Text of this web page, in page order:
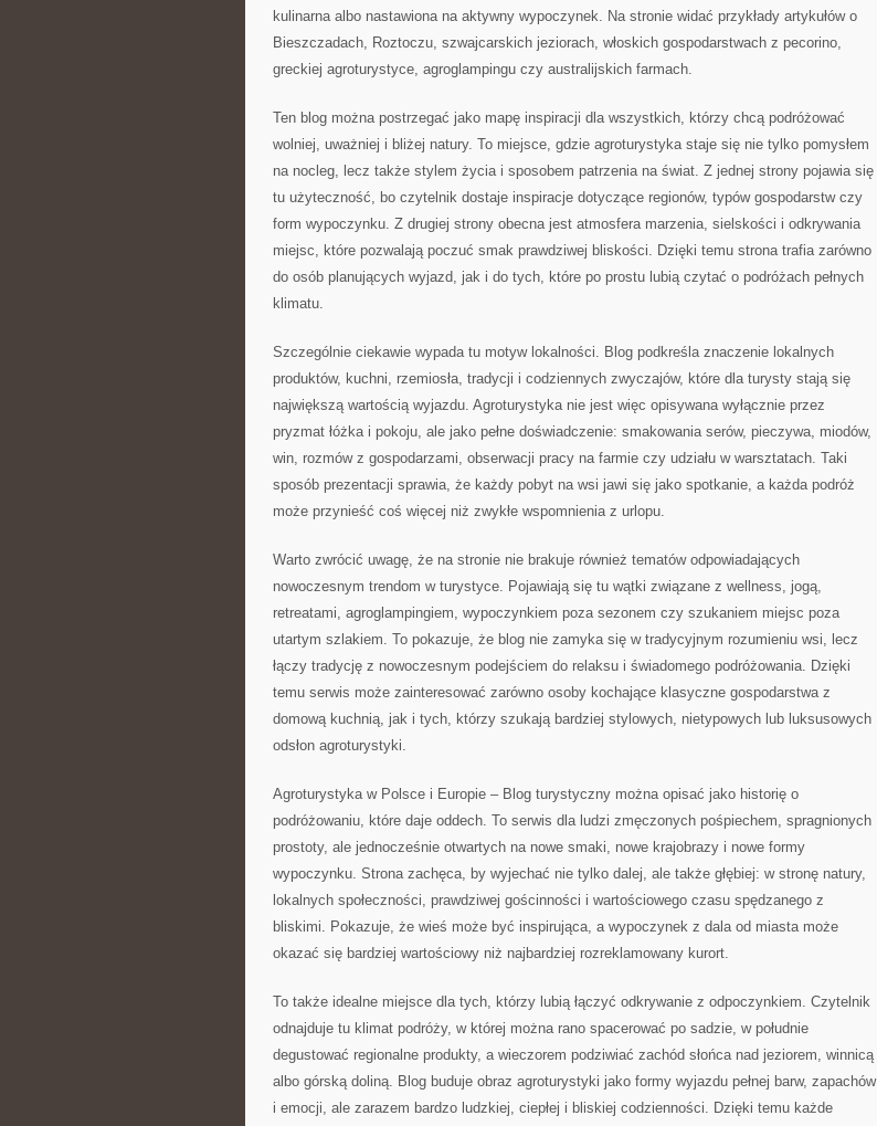
kulinarna albo nastawiona na aktywny wypoczynek. Na stronie widać przykłady artykułów o
Bieszczadach, Roztoczu, szwajcarskich jeziorach, włoskich gospodarstwach z pecorino,
greckiej agroturystyce, agroglampingu czy australijskich farmach.
Ten blog można postrzegać jako mapę inspiracji dla wszystkich, którzy chcą podróżować
wolniej, uważniej i bliżej natury. To miejsce, gdzie agroturystyka staje się nie tylko pomysłem
na nocleg, lecz także stylem życia i sposobem patrzenia na świat. Z jednej strony pojawia się
tu użyteczność, bo czytelnik dostaje inspiracje dotyczące regionów, typów gospodarstw czy
form wypoczynku. Z drugiej strony obecna jest atmosfera marzenia, sielskości i odkrywania
miejsc, które pozwalają poczuć smak prawdziwej bliskości. Dzięki temu strona trafia zarówno
do osób planujących wyjazd, jak i do tych, które po prostu lubią czytać o podróżach pełnych
klimatu.
Szczególnie ciekawie wypada tu motyw lokalności. Blog podkreśla znaczenie lokalnych
produktów, kuchni, rzemiosła, tradycji i codziennych zwyczajów, które dla turysty stają się
największą wartością wyjazdu. Agroturystyka nie jest więc opisywana wyłącznie przez
pryzmat łóżka i pokoju, ale jako pełne doświadczenie: smakowania serów, pieczywa, miodów,
win, rozmów z gospodarzami, obserwacji pracy na farmie czy udziału w warsztatach. Taki
sposób prezentacji sprawia, że każdy pobyt na wsi jawi się jako spotkanie, a każda podróż
może przynieść coś więcej niż zwykłe wspomnienia z urlopu.
Warto zwrócić uwagę, że na stronie nie brakuje również tematów odpowiadających
nowoczesnym trendom w turystyce. Pojawiają się tu wątki związane z wellness, jogą,
retreatami, agroglampingiem, wypoczynkiem poza sezonem czy szukaniem miejsc poza
utartym szlakiem. To pokazuje, że blog nie zamyka się w tradycyjnym rozumieniu wsi, lecz
łączy tradycję z nowoczesnym podejściem do relaksu i świadomego podróżowania. Dzięki
temu serwis może zainteresować zarówno osoby kochające klasyczne gospodarstwa z
domową kuchnią, jak i tych, którzy szukają bardziej stylowych, nietypowych lub luksusowych
odsłon agroturystyki.
Agroturystyka w Polsce i Europie – Blog turystyczny można opisać jako historię o
podróżowaniu, które daje oddech. To serwis dla ludzi zmęczonych pośpiechem, spragnionych
prostoty, ale jednocześnie otwartych na nowe smaki, nowe krajobrazy i nowe formy
wypoczynku. Strona zachęca, by wyjechać nie tylko dalej, ale także głębiej: w stronę natury,
lokalnych społeczności, prawdziwej gościnności i wartościowego czasu spędzanego z
bliskimi. Pokazuje, że wieś może być inspirująca, a wypoczynek z dala od miasta może
okazać się bardziej wartościowy niż najbardziej rozreklamowany kurort.
To także idealne miejsce dla tych, którzy lubią łączyć odkrywanie z odpoczynkiem. Czytelnik
odnajduje tu klimat podróży, w której można rano spacerować po sadzie, w południe
degustować regionalne produkty, a wieczorem podziwiać zachód słońca nad jeziorem, winnicą
albo górską doliną. Blog buduje obraz agroturystyki jako formy wyjazdu pełnej barw, zapachów
i emocji, ale zarazem bardzo ludzkiej, ciepłej i bliskiej codzienności. Dzięki temu każde